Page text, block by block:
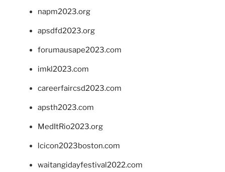
napm2023.org
apsdfd2023.org
forumausape2023.com
imkl2023.com
careerfaircsd2023.com
apsth2023.com
MedItRio2023.org
lcicon2023boston.com
waitangidayfestival2022.com